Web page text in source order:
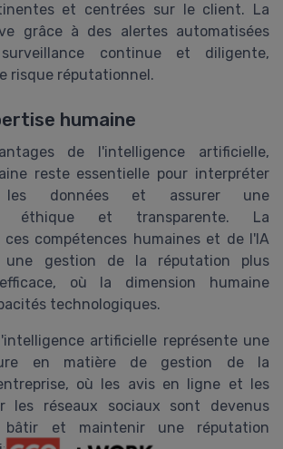
et centrées sur le client. La
grâce à des alertes automatisées
continue et diligente,
risque réputationnel.
humaine
de l'intelligence artificielle,
reste essentielle pour interpréter
les données et assurer une
éthique et transparente. La
ces compétences humaines et de l'IA
gestion de la réputation plus
où la dimension humaine
technologiques.
artificielle représente une
en matière de gestion de la
où les avis en ligne et les
les réseaux sociaux sont devenus
bâtir et maintenir une réputation